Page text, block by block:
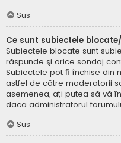
Sus
Ce sunt subiectele
Subiectele blocate sunt
răspunde şi orice sondaj
Subiectele pot fi închise din
astfel de către moderatorii
asemenea, aţi putea să vă
dacă administratorul
Sus